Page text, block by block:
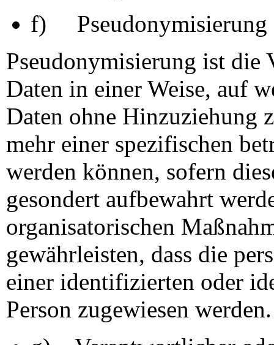
f) Pseudonymisierung
Pseudonymisierung ist die
Daten in einer Weise, auf
Daten ohne Hinzuziehung
mehr einer spezifischen
werden können, sofern
gesondert aufbewahrt
organisatorischen
gewährleisten, dass die
einer identifizierten oder
Person zugewiesen werden.